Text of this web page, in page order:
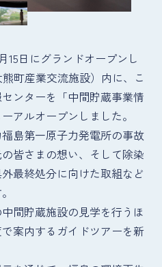
15日にグランドオープンし
町産業交流施設）内に、こ
ンターを「中間貯蔵事業情
アルオープンしました。
島第一原子力発電所の事故
皆さまの想い、そして除染
最終処分に向けた取組など
間貯蔵施設の見学を行うほ
案内するガイドツアーを新